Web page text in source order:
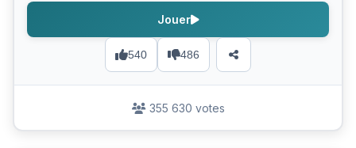
540 486
Jouer
355 630 votes